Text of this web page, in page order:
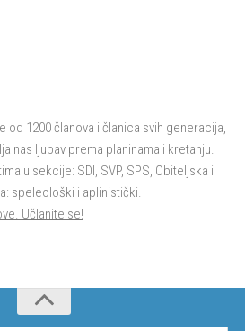
od 1200 članova i članica svih generacija,
nas ljubav prema planinama i kretanju.
u sekcije: SDI, SVP, SPS, Obiteljska i
speleološki i aplinistički.
Učlanite se!